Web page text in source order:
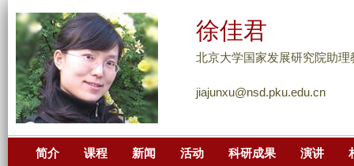
到
主
徐佳君
北京大学国家发展研究院助理
jiajunxu@nsd.pku.edu.cn
简介 课程 新闻 活动 科研成果 演讲